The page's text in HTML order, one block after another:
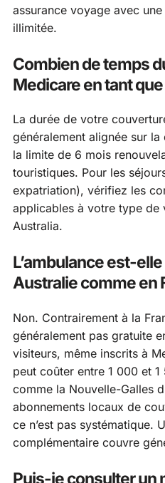
assurance voyage avec
illimitée.
Combien de temps
Medicare en tant
La durée de votre
généralement alignée sur
la limite de 6 mois
touristiques. Pour les
expatriation), vérifiez les
applicables à votre type de
Australia.
L’ambulance est-
Australie comme en
Non. Contrairement à la
généralement pas gratuite
visiteurs, même inscrits à
peut coûter entre 1 000 et
comme la Nouvelle-Galles
abonnements locaux de
ce n’est pas systématique.
complémentaire couvre
Puis-je consulter un